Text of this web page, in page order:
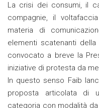
La crisi dei consumi, il
compagnie, il
materia di
elementi scatenanti
convocato a breve la
iniziative di protesta da
In questo senso Faib
proposta articolata di
categoria con modalità